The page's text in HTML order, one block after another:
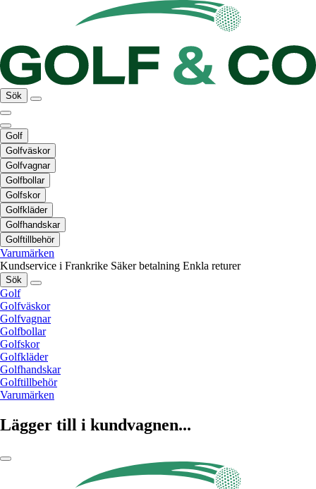
Sök
Golf
Golfväskor
Golfvagnar
Golfbollar
Golfskor
Golfkläder
Golfhandskar
Golftillbehör
Varumärken
Kundservice i Frankrike Säker betalning Enkla returer
Sök
Golf
Golfväskor
Golfvagnar
Golfbollar
Golfskor
Golfkläder
Golfhandskar
Golftillbehör
Varumärken
Lägger till i kundvagnen...